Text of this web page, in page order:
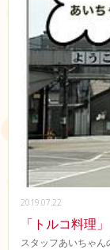
2019.07.22
「トルコ料理」
スタッフあいちゃ